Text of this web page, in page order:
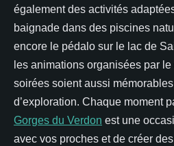
également des activités
baignade dans des piscines
encore le pédalo sur le lac de
les animations organisées par
soirées soient aussi
d’exploration. Chaque moment
Gorges du Verdon est une
avec vos proches et de créer